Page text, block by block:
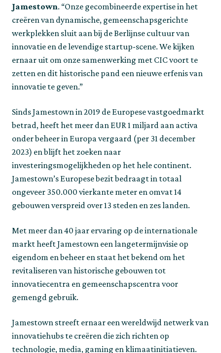
Jamestown. “Onze gecombineerde expertise in het
creëren van dynamische, gemeenschapsgerichte
werkplekken sluit aan bij de Berlijnse cultuur van
innovatie en de levendige startup-scene. We kijken
ernaar uit om onze samenwerking met CIC voort te
zetten en dit historische pand een nieuwe erfenis van
innovatie te geven.”
Sinds Jamestown in 2019 de Europese vastgoedmarkt
betrad, heeft het meer dan EUR 1 miljard aan activa
onder beheer in Europa vergaard (per 31 december
2023) en blijft het zoeken naar
investeringsmogelijkheden op het hele continent.
Jamestown’s Europese bezit bedraagt in totaal
ongeveer 350.000 vierkante meter en omvat 14
gebouwen verspreid over 13 steden en zes landen.
Met meer dan 40 jaar ervaring op de internationale
markt heeft Jamestown een langetermijnvisie op
eigendom en beheer en staat het bekend om het
revitaliseren van historische gebouwen tot
innovatiecentra en gemeenschapscentra voor
gemengd gebruik.
Jamestown streeft ernaar een wereldwijd netwerk van
innovatiehubs te creëren die zich richten op
technologie, media, gaming en klimaatinitiatieven.